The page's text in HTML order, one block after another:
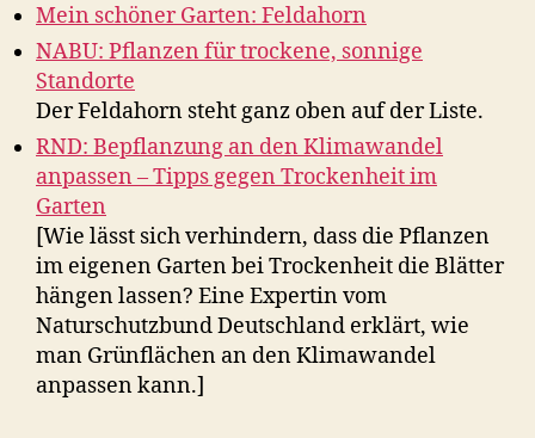
Mein schöner Garten: Feldahorn
NABU: Pflanzen für trockene, sonnige
Standorte
Der Feldahorn steht ganz oben auf der Liste.
RND: Bepflanzung an den Klimawandel
anpassen – Tipps gegen Trockenheit im
Garten
[Wie lässt sich verhindern, dass die Pflanzen
im eigenen Garten bei Trockenheit die Blätter
hängen lassen? Eine Expertin vom
Naturschutzbund Deutschland erklärt, wie
man Grünflächen an den Klimawandel
anpassen kann.]